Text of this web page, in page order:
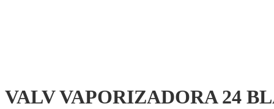
VALV VAPORIZADORA 24